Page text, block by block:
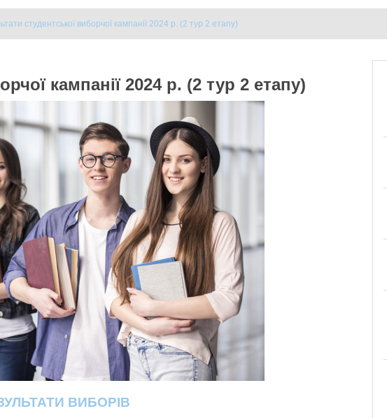
студентської виборчої кампанії 2024 р. (2 тур 2 етапу)
кампанії 2024 р. (2 тур 2 етапу)
ВИБОРІВ